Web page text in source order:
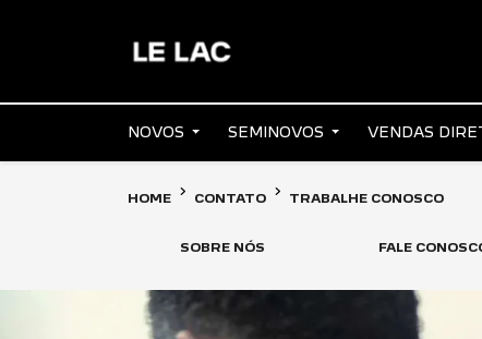
NOVOS SEMINOVOS VENDAS
HOME CONTATO TRABALHE CONOSCO
SOBRE NÓS FALE